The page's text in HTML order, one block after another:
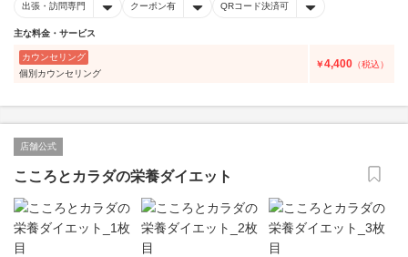
出張・訪問専門 クーポン有 QRコード決済可
主な料金・サービス
カウンセリング
個別カウンセリング
￥4,400 （税込）
店舗公式
こころとカラダの栄養ダイエット